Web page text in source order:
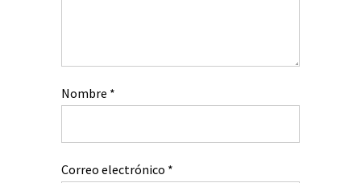
Nombre *
Correo electrónico *